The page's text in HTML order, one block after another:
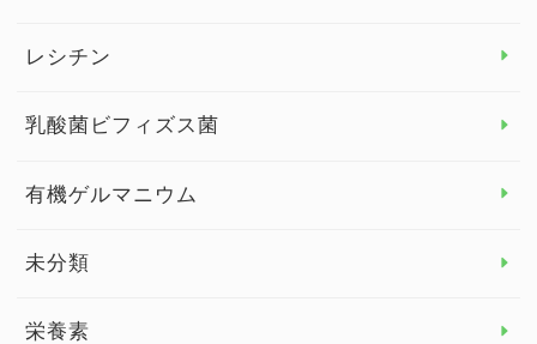
眼の健康
睡眠
レシチン
乳酸菌ビフィズス菌
有機ゲルマニウム
未分類
栄養素